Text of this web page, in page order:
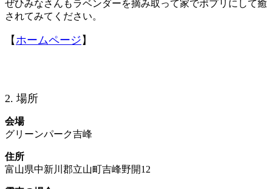
ぜひみなさんもラベンダーを摘み取って家でポプリにして癒
されてみてください。
【ホームページ 】
2. 場所
会場
グリーンパーク吉峰
住所
富山県中新川郡立山町吉峰野開12